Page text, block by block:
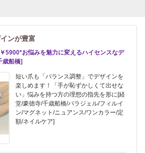
ンが豊富
5900*お悩みを魅力に変えるハイセンスなデ
歳船橋]
短い爪も「バランス調整」でデザインを
楽しめます！「手が恥ずかしくて出せな
い」悩みを持つ方の理想の指先を形に[経
堂/豪徳寺/千歳船橋/パラジェル/フィルイ
ン/マグネット/ニュアンス/ワンカラー/定
額/ネイルケア]